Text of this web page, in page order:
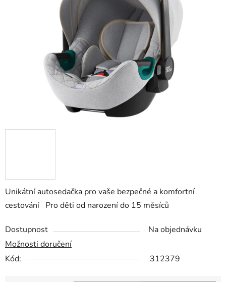
Unikátní autosedačka pro vaše bezpečné a komfortní
cestování Pro děti od narození do 15 měsíců
Dostupnost
Na objednávku
Možnosti doručení
Kód:
312379